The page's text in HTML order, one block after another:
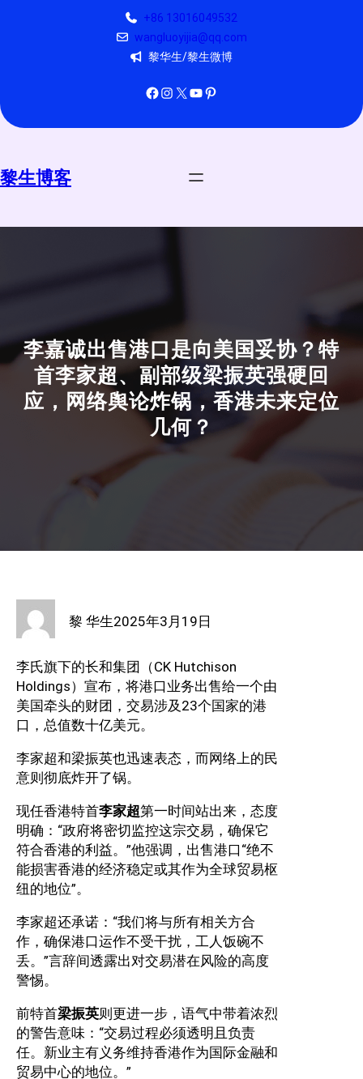
+86 13016049532
wangluoyijia@qq.com
黎华生/黎生微博
Facebook Instagram X YouTube Pinterest
黎生博客
李嘉诚出售港口是向美国妥协？特
首李家超、副部级梁振英强硬回
应，网络舆论炸锅，香港未来定位
几何？
黎 华生2025年3月19日
李氏旗下的长和集团（CK Hutchison
Holdings）宣布，将港口业务出售给一个由
美国牵头的财团，交易涉及23个国家的港
口，总值数十亿美元。
李家超和梁振英也迅速表态，而网络上的民
意则彻底炸开了锅。
现任香港特首李家超第一时间站出来，态度
明确：“政府将密切监控这宗交易，确保它
符合香港的利益。”他强调，出售港口“绝不
能损害香港的经济稳定或其作为全球贸易枢
纽的地位”。
李家超还承诺：“我们将与所有相关方合
作，确保港口运作不受干扰，工人饭碗不
丢。”言辞间透露出对交易潜在风险的高度
警惕。
前特首梁振英则更进一步，语气中带着浓烈
的警告意味：“交易过程必须透明且负责
任。新业主有义务维持香港作为国际金融和
贸易中心的地位。”